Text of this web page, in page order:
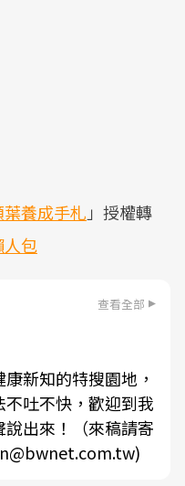
養成手札」授權轉
包
查看全部
新知的特搜園地，
吐不快，歡迎到我
出來！（來稿請寄